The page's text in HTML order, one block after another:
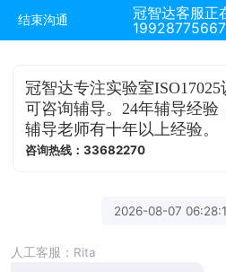
结束沟通
冠智达客服正
19928775667
冠智达专注实验室
可咨询辅导。24年辅导经验
辅导老师有十年以上经验。
咨询热线：33682270
2026-08-07
人工客服：Rita